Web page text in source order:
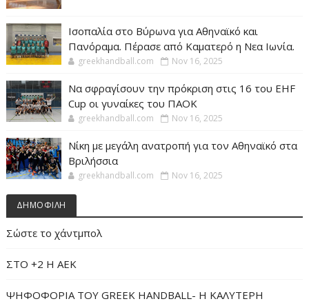
Ισοπαλία στο Βύρωνα για Αθηναϊκό και
Πανόραμα. Πέρασε από Καματερό η Νεα Ιωνία.
greekhandball.com Nov 16, 2025
Να σφραγίσουν την πρόκριση στις 16 του EHF
Cup οι γυναίκες του ΠΑΟΚ
greekhandball.com Nov 16, 2025
Νίκη με μεγάλη ανατροπή για τον Αθηναϊκό στα
Βριλήσσια
greekhandball.com Nov 16, 2025
ΔΗΜΟΦΙΛΗ
Σώστε το χάντμπολ
ΣΤΟ +2 Η ΑΕΚ
ΨΗΦΟΦΟΡΙΑ ΤΟΥ GREEK HANDBALL- H ΚΑΛΥΤΕΡΗ